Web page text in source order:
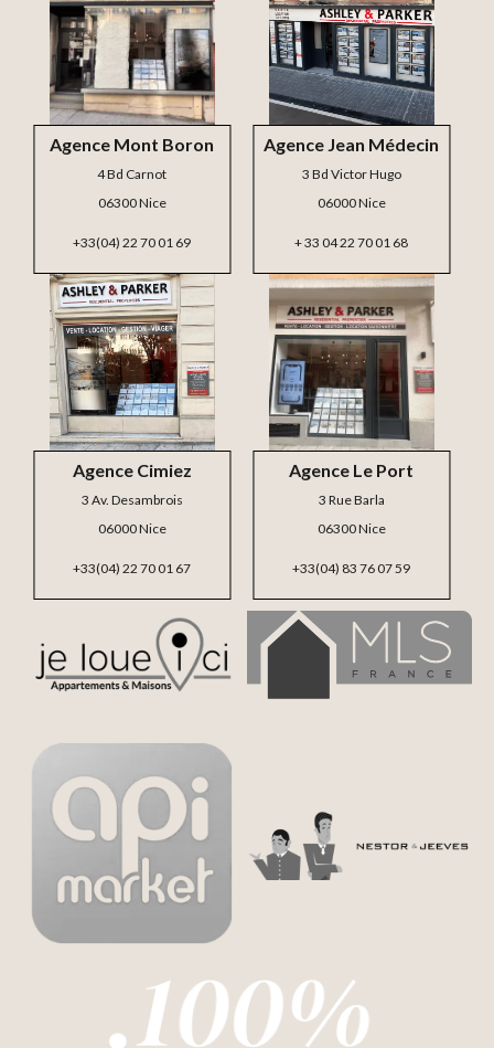
Agence Le Port
3 Rue Barla
06300 Nice
+33(04) 83 76 07 59
Agence Cimiez
3 Av. Desambrois
06000 Nice
+33(04) 22 70 01 67
Agence Jean Médecin
3 Bd Victor Hugo
06000 Nice
+ 33 04 22 70 01 68
Agence Mont Boron
4 Bd Carnot
06300 Nice
+33(04) 22 70 01 69